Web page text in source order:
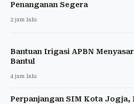
Penanganan Segera
2 jam lalu
Bantuan Irigasi APBN
Bantul
4 jam lalu
Perpanjangan SIM Kota Jogja,